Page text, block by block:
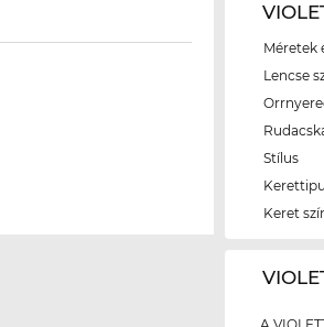
Méretek
Lencse
Stílus
Keret